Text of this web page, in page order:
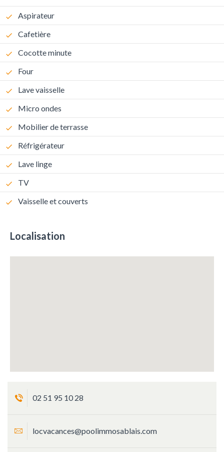
Aspirateur
Cafetière
Cocotte minute
Four
Lave vaisselle
Micro ondes
Mobilier de terrasse
Réfrigérateur
Lave linge
TV
Vaisselle et couverts
Localisation
02 51 95 10 28
locvacances@poolimmosablais.com